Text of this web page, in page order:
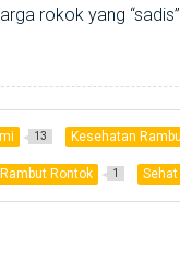
rokok yang
13 Kesehatan
Rambut Rontok 1 Sehat